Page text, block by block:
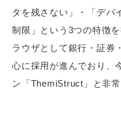
タを残さない」・「デバ
制限」という3つの特徴
ラウザとして銀行・証券
心に採用が進んでおり、
ン「ThemiStruct」と非